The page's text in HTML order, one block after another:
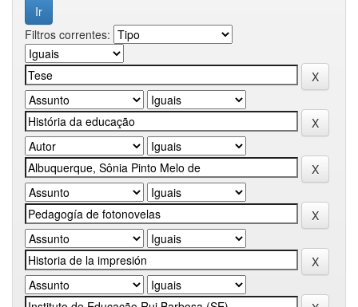
Filtros correntes: